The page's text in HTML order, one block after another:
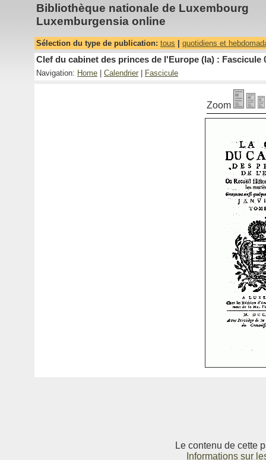
Bibliothèque nationale de Luxembourg
Luxemburgensia online
Sélection du type de publication: tous quotidiens et
Clef du cabinet des princes de l'Europe (la) : Fascicule
Navigation: Home Calendrier Fascicule
Zoom
Le contenu de cette
Informations sur